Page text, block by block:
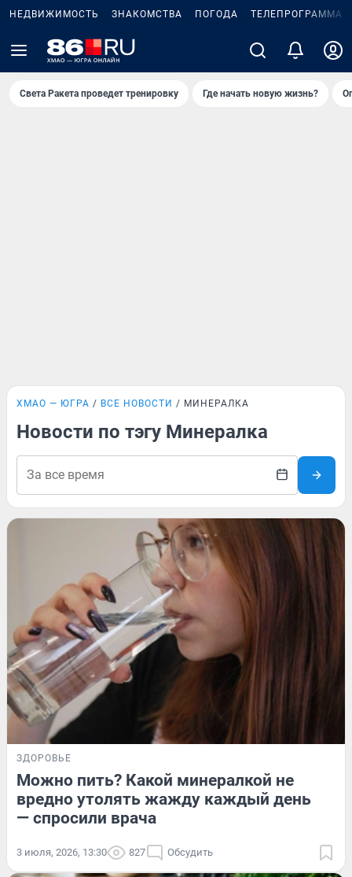
НЕДВИЖИМОСТЬ ЗНАКОМСТВА ПОГОДА ТЕЛЕПРОГРАММА
Света Ракета проведет тренировку Где начать новую жизнь?
ХМАО — ЮГРА ВСЕ НОВОСТИ МИНЕРАЛКА
Новости по тэгу Минералка
ЗДОРОВЬЕ
Можно пить? Какой минералкой не
вредно утолять жажду каждый день
— спросили врача
3 июля, 2026, 13:30 827 Обсудить